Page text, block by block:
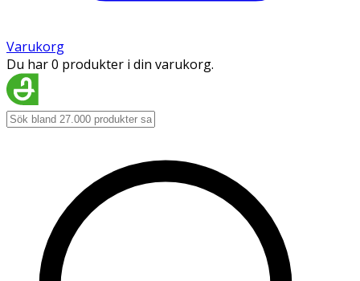
Varukorg
Du har 0 produkter i din varukorg.